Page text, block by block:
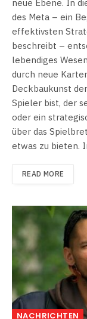
neue Ebene. In
des Meta – ein
effektivsten
beschreibt –
lebendiges
durch neue
Deckbaukunst
Spieler bist, der
oder ein
über das
etwas zu bieten.
READ MORE
NACHRICHTEN